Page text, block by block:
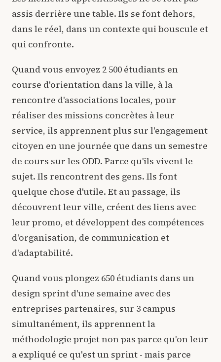
assis derrière une table. Ils se font dehors,
dans le réel, dans un contexte qui bouscule et
qui confronte.
Quand vous envoyez 2 500 étudiants en
course d'orientation dans la ville, à la
rencontre d'associations locales, pour
réaliser des missions concrètes à leur
service, ils apprennent plus sur l'engagement
citoyen en une journée que dans un semestre
de cours sur les ODD. Parce qu'ils vivent le
sujet. Ils rencontrent des gens. Ils font
quelque chose d'utile. Et au passage, ils
découvrent leur ville, créent des liens avec
leur promo, et développent des compétences
d'organisation, de communication et
d'adaptabilité.
Quand vous plongez 650 étudiants dans un
design sprint d'une semaine avec des
entreprises partenaires, sur 3 campus
simultanément, ils apprennent la
méthodologie projet non pas parce qu'on leur
a expliqué ce qu'est un sprint - mais parce